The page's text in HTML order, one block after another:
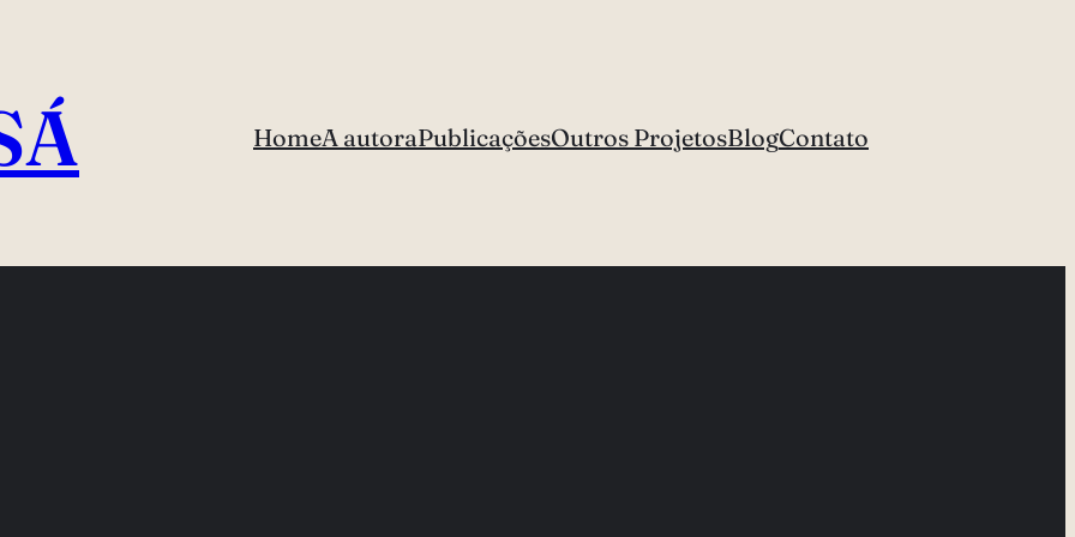
HomeA autoraPublicaçõesOutros ProjetosBlogContato